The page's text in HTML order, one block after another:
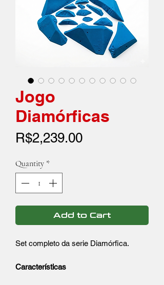
Jogo
Diamórficas
R$2,239.00Price
Quantity *
Add to Cart
Set completo da serie Diamórfica.
Características